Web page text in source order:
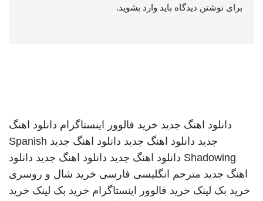
برای نوشتن دیدگاه باید وارد بشوید.
دانلود اهنگ جدید خرید فالوور اینستاگرام دانلود اهنگ
جدید دانلود اهنگ جدید دانلود اهنگ جدید Spanish
Shadowing دانلود اهنگ جدید دانلود اهنگ جدید دانلود
اهنگ جدید مترجم انگلیسی فارسی خرید شال و روسری
خرید بک لینک خرید فالوور اینستاگرام خرید بک لینک خرید